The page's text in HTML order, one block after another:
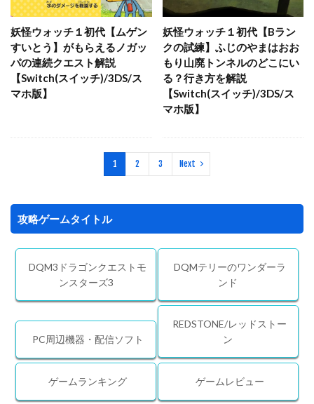
妖怪ウォッチ１初代【ムゲン
すいとう】がもらえるノガッ
パの連続クエスト解説
【Switch(スイッチ)/3DS/ス
マホ版】
妖怪ウォッチ１初代【Bラン
クの試練】ふじのやまはおお
もり山廃トンネルのどこにい
る？行き方を解説
【Switch(スイッチ)/3DS/ス
マホ版】
1 2 3 Next
攻略ゲームタイトル
DQM3ドラゴンクエストモ
ンスターズ3
DQMテリーのワンダーラ
ンド
PC周辺機器・配信ソフト
REDSTONE/レッドストー
ン
ゲームランキング ゲームレビュー